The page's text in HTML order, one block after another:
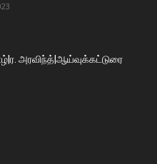
அரவிந்த்|ஆய்வுக்கட்டுரை